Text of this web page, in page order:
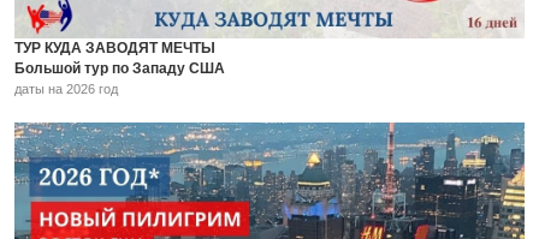
ТУР КУДА ЗАВОДЯТ МЕЧТЫ
Большой тур по Западу США
даты на 2026 год